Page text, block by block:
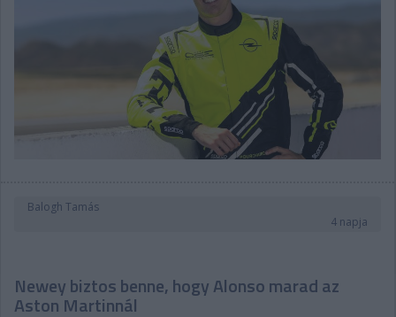
Balogh Tamás
4 napja
Newey biztos benne, hogy Alonso marad az
Aston Martinnál